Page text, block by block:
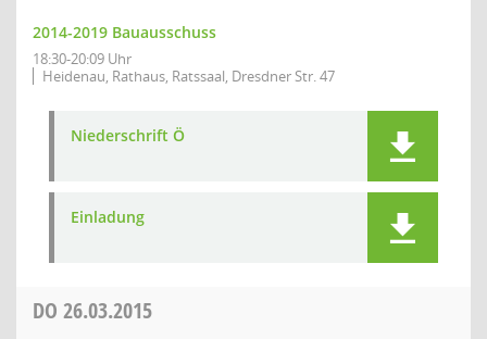
2014-2019 Bauausschuss
18:30-20:09 Uhr
Heidenau, Rathaus, Ratssaal, Dresdner Str. 47
Niederschrift Ö
Einladung
DO 26.03.2015